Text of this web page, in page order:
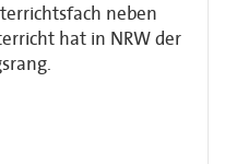
neben
hat in NRW der